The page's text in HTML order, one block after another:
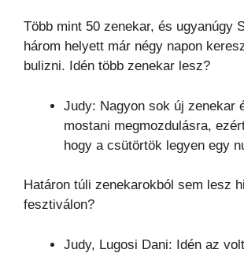
Több mint 50 zenekar, és ugyanúgy
három helyett már négy napon
bulizni. Idén több zenekar lesz?
Judy: Nagyon sok új zenekar
mostani megmozdulásra,
hogy a csütörtök legyen egy
Határon túli zenekarokból sem lesz
fesztiválon?
Judy, Lugosi Dani: Idén az